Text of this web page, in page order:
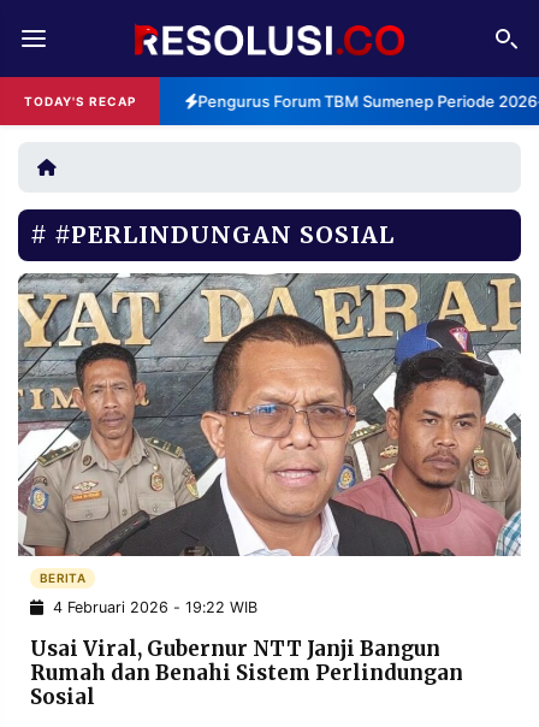
TODAY'S RECAP Pengurus Forum TBM Sumenep Periode
REDAKSI TENTANG
RESOLUSI IKLAN
RUBRIKASI
EDITORIAL AKSARA
FINANSIA PERSONA
DAERAH NASIONAL
MANCA SPORT
INFORMASI
PRIVACY
POLICY
BERITA
WARGA
INFORMASI
IKLAN
KIRIM
PENGADUAN TERM
OF
#PERLINDUNGAN SOSIAL
BERITA
4 Februari 2026 - 19:22 WIB
Usai Viral, Gubernur NTT Janji Bangun
Rumah dan Benahi Sistem Perlindungan
Sosial